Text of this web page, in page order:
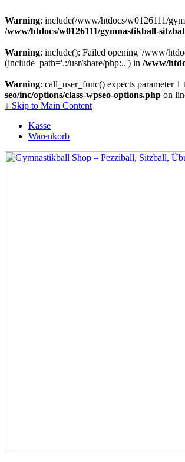
Warning: include(/www/htdocs/w0126111/
/www/htdocs/w0126111/gymnastikball-
Warning: include(): Failed opening '/www/
(include_path='.:/usr/share/php:..') in /www/
Warning: call_user_func() expects parameter
seo/inc/options/class-wpseo-options.php on
↓ Skip to Main Content
Kasse
Warenkorb